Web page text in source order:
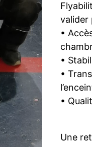
valider
•
•
•
•
Une